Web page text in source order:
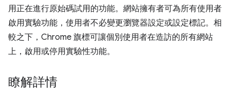
用正在進行原始碼試用的功能。網站擁有者可為所有使用者
啟用實驗功能，使用者不必變更瀏覽器設定或設定標記。相
較之下，Chrome 旗標可讓個別使用者在造訪的所有網站
上，啟用或停用實驗性功能。
瞭解詳情